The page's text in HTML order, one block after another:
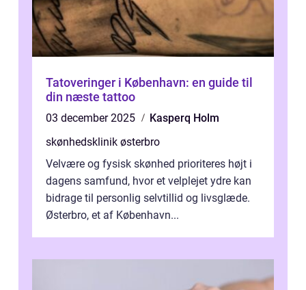
Tatoveringer i København: en guide til
din næste tattoo
03 december 2025
Kasperq Holm
skønhedsklinik østerbro
Velvære og fysisk skønhed prioriteres højt i
dagens samfund, hvor et velplejet ydre kan
bidrage til personlig selvtillid og livsglæde.
Østerbro, et af København...